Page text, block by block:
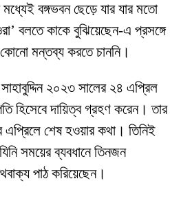
বঙ্গভবন ছেড়ে যার যার মতো
বলতে কাকে বুঝিয়েছেন-এ প্রসঙ্গে
কোনো মন্তব্য করতে চাননি।
২০২৩ সালের ২৪ এপ্রিল
হিসেবে দায়িত্ব গ্রহণ করেন। তার
এপ্রিলে শেষ হওয়ার কথা। তিনিই
সময়ের ব্যবধানে তিনজন
পাঠ করিয়েছেন।